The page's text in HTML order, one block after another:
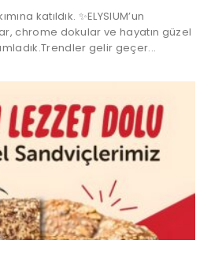
katıldık. ✨ELYSIUM’un
chrome dokular ve hayatın güzel
gelir geçer...